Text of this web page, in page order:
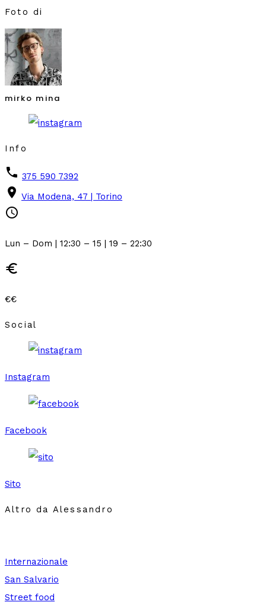
Foto di
mirko mina
Info
phone 375 590 7392
place Via Modena, 47 | Torino
schedule
Lun – Dom | 12:30 – 15 | 19 – 22:30
euro
€€
Social
Instagram
Facebook
Sito
Altro da Alessandro
Internazionale
San Salvario
Street food